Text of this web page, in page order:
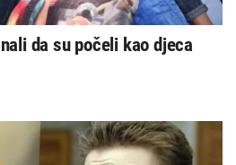
da su počeli kao djeca